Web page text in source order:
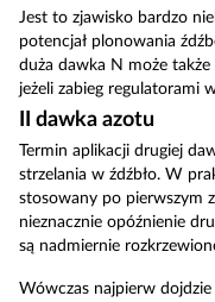
Jest to zjawisko bardzo
potencjał plonowania
duża dawka N może także
jeżeli zabieg regulatorami
II dawka azotu
Termin aplikacji drugiej
strzelania w źdźbło. W
stosowany po pierwszym
nieznacznie opóźnienie
są nadmiernie
Wówczas najpierw dojdzie